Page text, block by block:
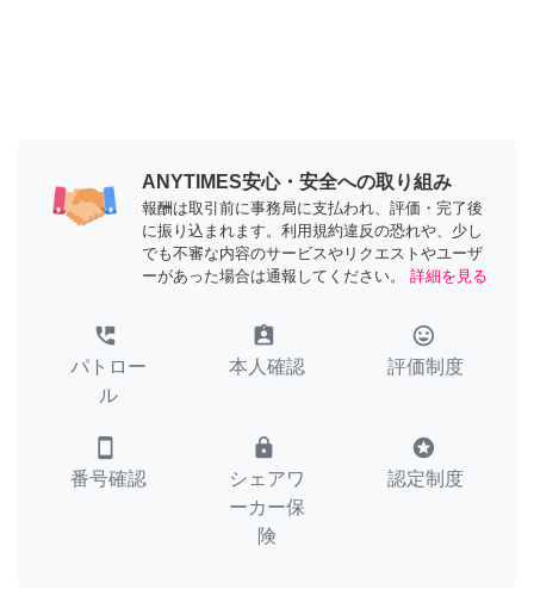
ANYTIMES安心・安全への取り組み
報酬は取引前に事務局に支払われ、評価・完了後
に振り込まれます。利用規約違反の恐れや、少し
でも不審な内容のサービスやリクエストやユーザ
ーがあった場合は通報してください。
詳細を見る
perm_phone_msg
パトロー
ル
assignment_ind
本人確認
tag_faces
評価制度
smartphone
番号確認
lock
シェアワ
ーカー保
険
stars
認定制度